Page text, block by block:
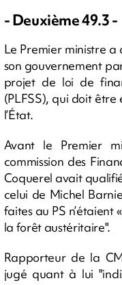
- Deuxième 49.3 -
Le Premier ministre
son gouvernement
projet de loi de
(PLFSS), qui doit
l’État.
Avant le Premier
commission des
Coquerel avait
celui de Michel
faites au PS n’étaient
la forêt austéritaire".
Rapporteur de la
jugé quant à lui